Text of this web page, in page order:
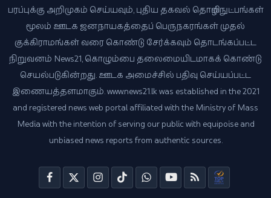
பரப்புக்கு அறிமுகம் செய்யவும், புதிய தகவல் தொழில்நுட்பங்கள்
மூலம் ஊடக ஜனநாயகத்தைப் பெருநகரங்கள் முதல்
குக்கிராமங்கள் வரை கொண்டு சேர்க்கவும் தொடங்கப்பட்ட
நிறுவனம் News21, கொழும்பை தலைமையிடமாகக் கொண்டு
செயல்படுகின்றது. ஊடக அமைச்சில் பதிவு செய்யப்பட்ட
இணையத்தளமாகும். www.news21.lk was established in the 2021
and registered news web portal affiliated with the Ministry of Mass
Media with the intention of serving our public with equipoise and
unbiased news reports from authentic sources.